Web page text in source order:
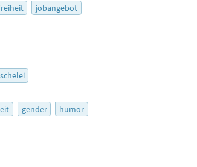
jobangebot
gender humor